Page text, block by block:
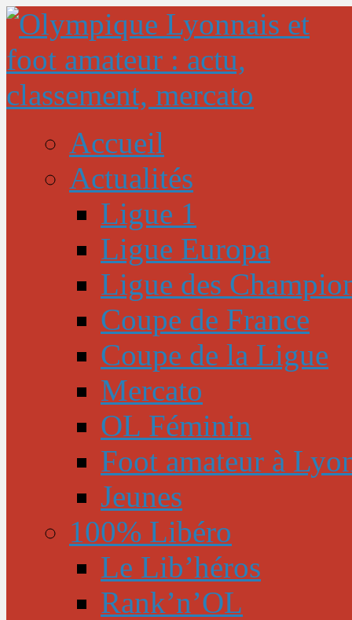
Accueil
Actualités
Ligue 1
Ligue Europa
Ligue des
Coupe de France
Coupe de la Ligue
Mercato
OL Féminin
Foot amateur à
Jeunes
100% Libéro
Le Lib’héros
Rank’n’OL